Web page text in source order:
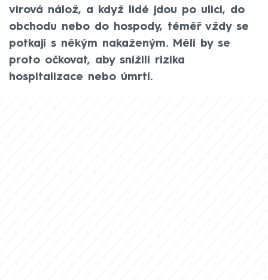
virová nálož, a když lidé jdou po ulici, do
obchodu nebo do hospody, téměř vždy se
potkají s někým nakaženým. Měli by se
proto očkovat, aby snížili rizika
hospitalizace nebo úmrtí.